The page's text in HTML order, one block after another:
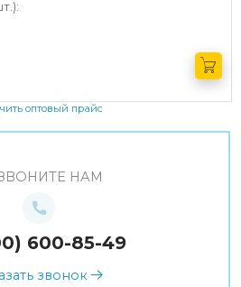
оптовый прайс
НАМ
600-85-49
звонок